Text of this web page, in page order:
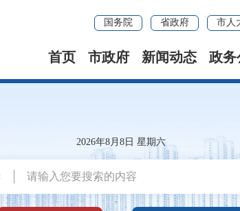
国务院 省政府 市人
首页 市政府 新闻动态 政务
2026年8月8日 星期六